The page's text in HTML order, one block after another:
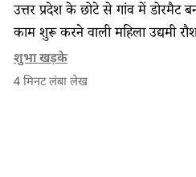
उत्तर प्रदेश के छोटे से गांव में डोरमैट
काम शुरू करने वाली महिला उद्यमी
बेगम अन्य महिलाओं को रोजगार और
आजीविका दे रही हैं।
शुभा खड़के
4मिनट लंबा लेख